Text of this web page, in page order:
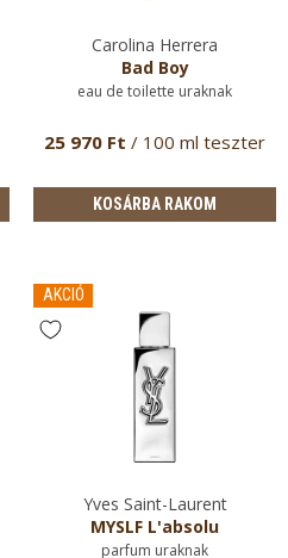
Carolina Herrera
Bad Boy
eau de toilette uraknak
25 970 Ft / 100 ml teszter
KOSÁRBA RAKOM
AKCIÓ
Yves Saint-Laurent
MYSLF L'absolu
parfum uraknak